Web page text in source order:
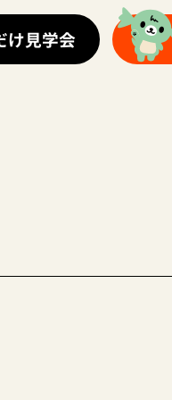
け見学会